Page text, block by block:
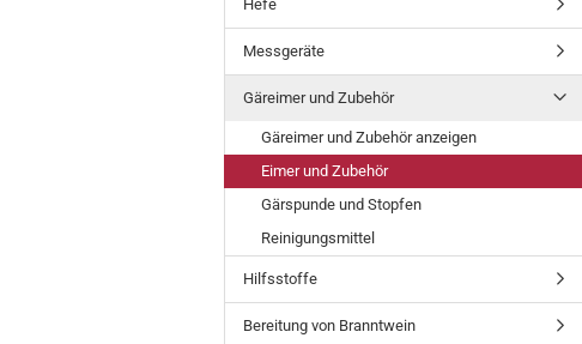
Hefe
Messgeräte
Gäreimer und Zubehör
Gäreimer und Zubehör anzeigen
Eimer und Zubehör
Gärspunde und Stopfen
Reinigungsmittel
Hilfsstoffe
Bereitung von Branntwein